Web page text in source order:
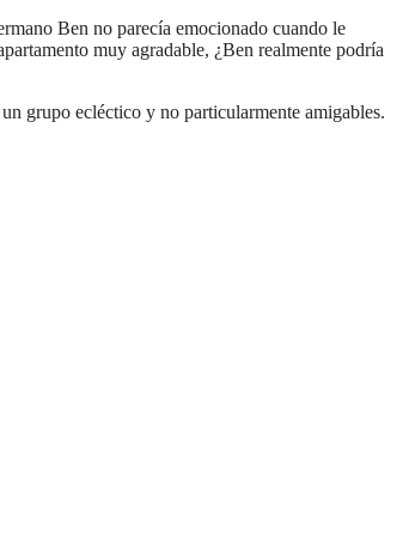
Ben no parecía emocionado cuando le
muy agradable, ¿Ben realmente podría
grupo ecléctico y no particularmente amigables.